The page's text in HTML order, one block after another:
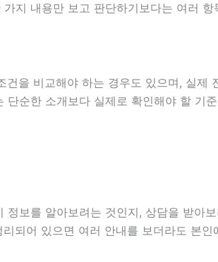
지 내용만 보고 판단하기보다는 여러
을 비교해야 하는 경우도 있으며, 실제
순한 소개보다 실제로 확인해야 할 기
보를 알아보려는 것인지, 상담을 받아
되어 있으면 여러 안내를 보더라도 본